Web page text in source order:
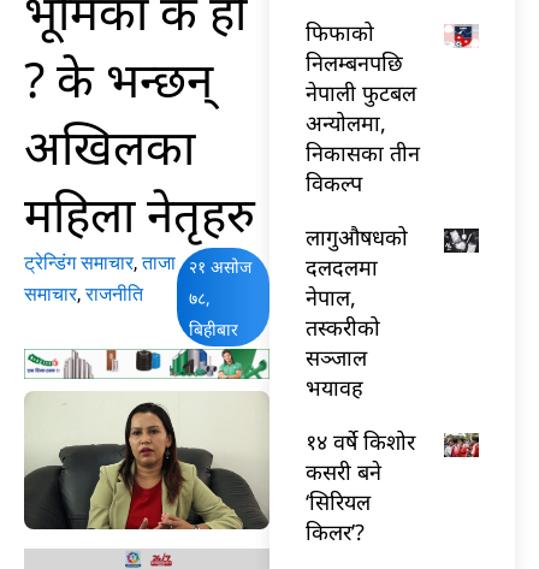
? के भन्छन्
अखिलका
महिला नेतृहरु
ट्रेन्डिंग समाचार,ताजा
समाचार,राजनीति
२१ असोज
७८,
बिहीबार
फिफाको
निलम्बनपछि
नेपाली फुटबल
अन्योलमा,
निकासका तीन
विकल्प
लागुऔषधको
दलदलमा
नेपाल,
तस्करीको
सञ्जाल
भयावह
१४ वर्षे किशोर
कसरी बने
‘सिरियल
किलर’?